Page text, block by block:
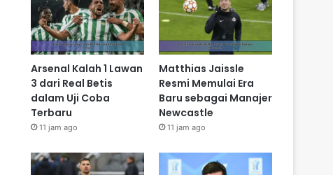
Arsenal Kalah 1 Lawan
3 dari Real Betis
dalam Uji Coba
Terbaru
11 jam ago
Matthias Jaissle
Resmi Memulai Era
Baru sebagai Manajer
Newcastle
11 jam ago